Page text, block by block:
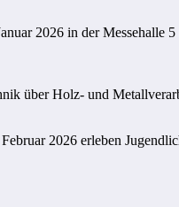
2026 in der Messehalle
über Holz- und
2026 erleben